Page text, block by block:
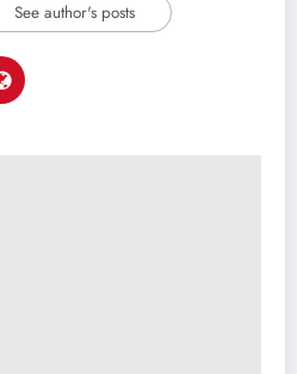
See author's posts